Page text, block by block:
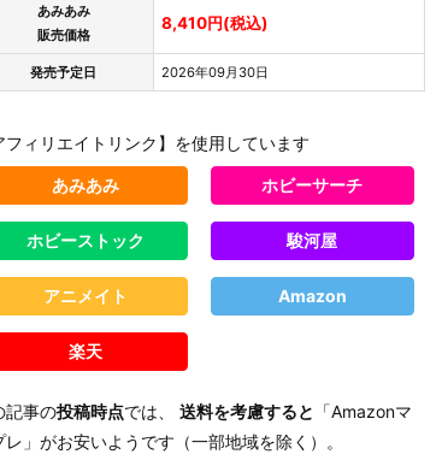
あみあみ
販売価格
8,410円(税込)
発売予定日 2026年09月30日
フィリエイトリンク】を使用しています
あみあみ ホビーサーチ
ホビーストック 駿河屋
アニメイト Amazon
楽天
記事の投稿時点では、送料を考慮すると 「Amazonマ
レ」がお安いようです（一部地域を除く）。
テ
【機動警察パ
【大鉄人17】